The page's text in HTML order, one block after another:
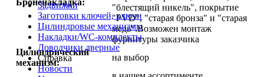
Задвижки
Заготовки ключей, ключи
Цилиндровые механизмы
Накладки/WC-комплекты
Доводчики дверные
Справка
Новости
Броненакладка:
"блестящий никель", покрытие
"PVD", "старая бронза" и "старая
медь".Возможен монтаж
фурнитуры заказчика
Цилиндрический
механизм:
на выбор